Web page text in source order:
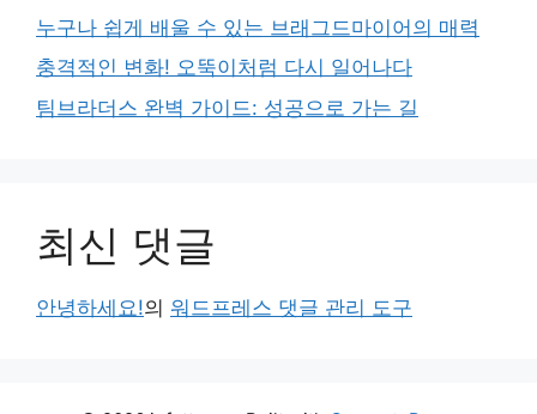
누구나 쉽게 배울 수 있는 브래그드마이어의 매력
충격적인 변화! 오뚝이처럼 다시 일어나다
팀브라더스 완벽 가이드: 성공으로 가는 길
최신 댓글
안녕하세요!의 워드프레스 댓글 관리 도구